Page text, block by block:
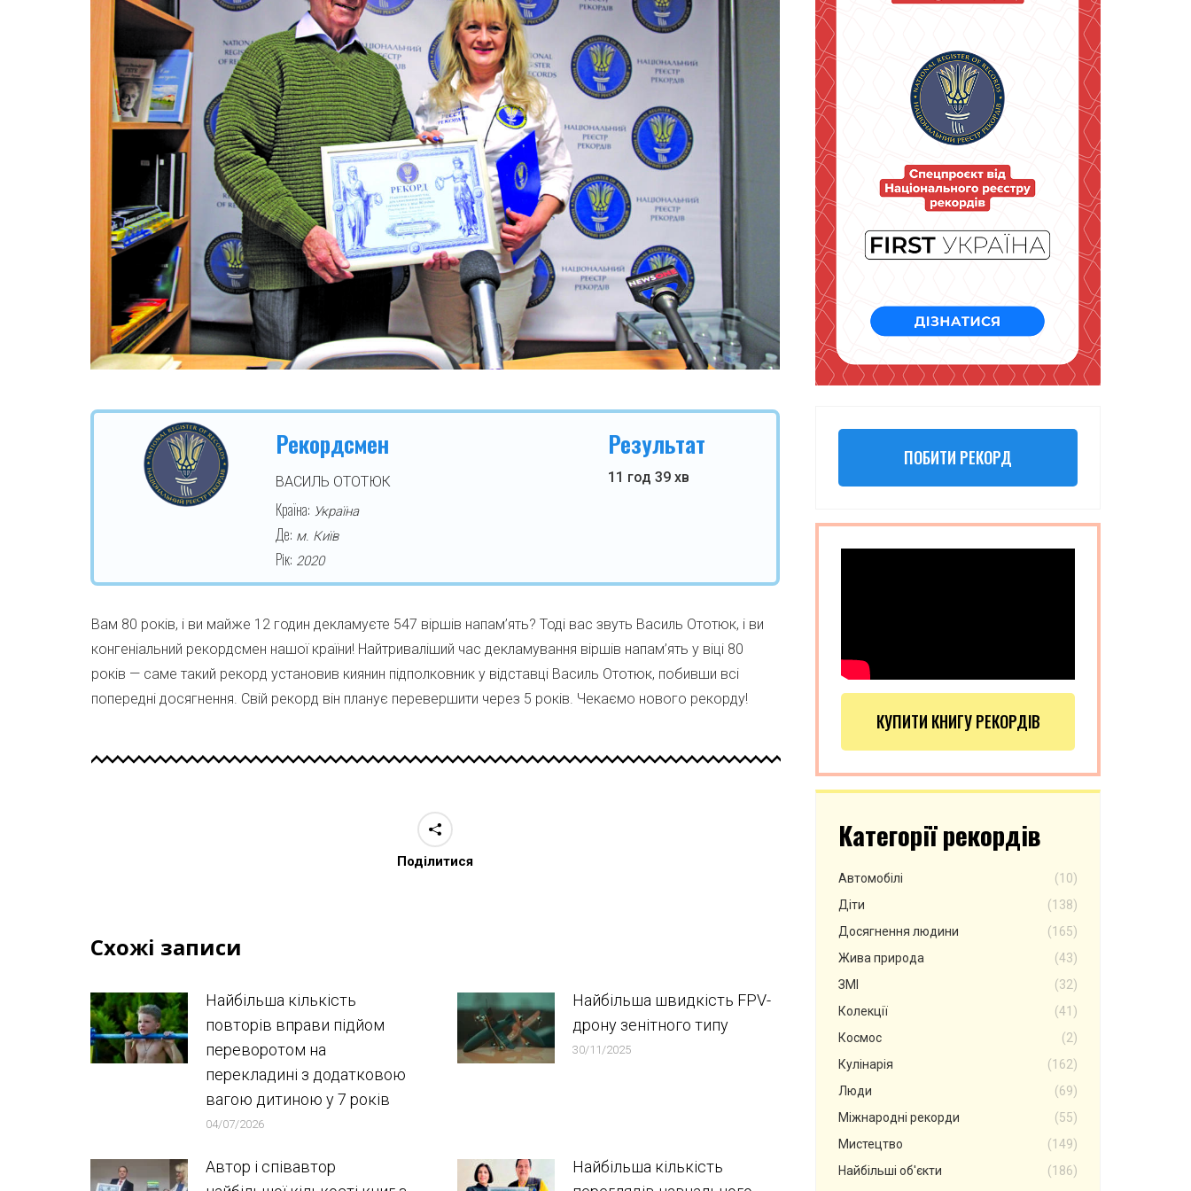
Рекордсмен
ВАСИЛЬ ОТОТЮК
Країна: Україна
Де: м. Київ
Рік: 2020
Результат
11 год 39 хв
Вам 80 років, і ви майже 12 годин декламуєте 547 віршів напам’ять? Тоді вас звуть Василь Ототюк, і ви
конгеніальний рекордсмен нашої країни! Найтриваліший час декламування віршів напам’ять у віці 80
років — саме такий рекорд установив киянин підполковник у відставці Василь Ототюк, побивши всі
попередні досягнення. Свій рекорд він планує перевершити через 5 років. Чекаємо нового рекорду!
Поділитися
Схожі записи
Найбільша кількість
повторів вправи підйом
переворотом на
перекладині з додатковою
вагою дитиною у 7 років
04/07/2026
Найбільша швидкість FPV-
дрону зенітного типу
30/11/2025
Автор і співавтор
Найбільша кількість
ПОБИТИ РЕКОРД
КУПИТИ КНИГУ РЕКОРДІВ
Категорії рекордів
Автомобілі
(10)
Діти
(138)
Досягнення людини
(165)
Жива природа
(43)
ЗМІ
(32)
Колекції
(41)
Космос
(2)
Кулінарія
(162)
Люди
(69)
Міжнародні рекорди
(55)
Мистецтво
(149)
Найбільші об'єкти
(186)